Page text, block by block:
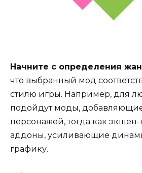
Начните с определения
что выбранный мод
стилю игры. Например, для
подойдут моды,
персонажей, тогда как
аддоны, усиливающие
графику.